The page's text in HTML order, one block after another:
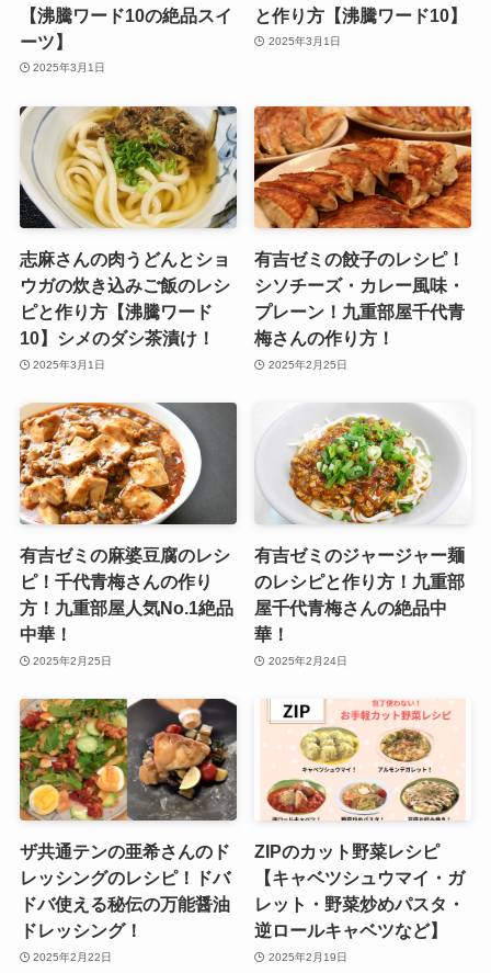
【沸騰ワード10の絶品スイ
ーツ】
2025年3月1日
と作り方【沸騰ワード10】
2025年3月1日
志麻さんの肉うどんとショ
ウガの炊き込みご飯のレシ
ピと作り方【沸騰ワード
10】シメのダシ茶漬け！
2025年3月1日
有吉ゼミの餃子のレシピ！
シソチーズ・カレー風味・
プレーン！九重部屋千代青
梅さんの作り方！
2025年2月25日
有吉ゼミの麻婆豆腐のレシ
ピ！千代青梅さんの作り
方！九重部屋人気No.1絶品
中華！
2025年2月25日
有吉ゼミのジャージャー麺
のレシピと作り方！九重部
屋千代青梅さんの絶品中
華！
2025年2月24日
ザ共通テンの亜希さんのド
レッシングのレシピ！ドバ
ドバ使える秘伝の万能醤油
ドレッシング！
2025年2月22日
ZIPのカット野菜レシピ
【キャベツシュウマイ・ガ
レット・野菜炒めパスタ・
逆ロールキャベツなど】
2025年2月19日